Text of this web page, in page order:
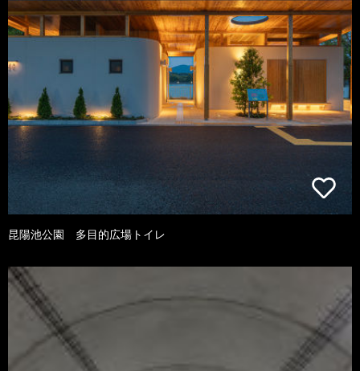
昆陽池公園 多目的広場トイレ